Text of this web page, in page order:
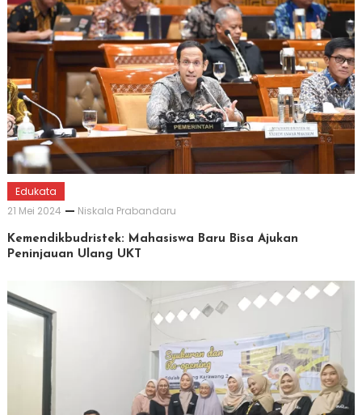
Edukata
21 Mei 2024
Niskala Prabandaru
Kemendikbudristek: Mahasiswa Baru Bisa Ajukan
Peninjauan Ulang UKT